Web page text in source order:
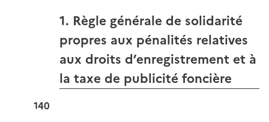
1. Règle générale de solidarité
propres aux pénalités relatives
aux droits d’enregistrement et à
la taxe de publicité foncière
140